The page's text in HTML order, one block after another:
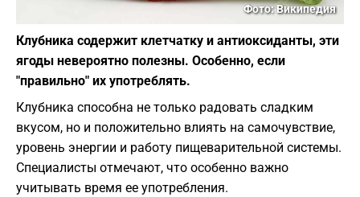
Фото: Википедия
Клубника содержит клетчатку и антиоксиданты, эти
ягоды невероятно полезны. Особенно, если
"правильно" их употреблять.
Клубника способна не только радовать сладким
вкусом, но и положительно влиять на самочувствие,
уровень энергии и работу пищеварительной системы.
Специалисты отмечают, что особенно важно
учитывать время ее употребления.